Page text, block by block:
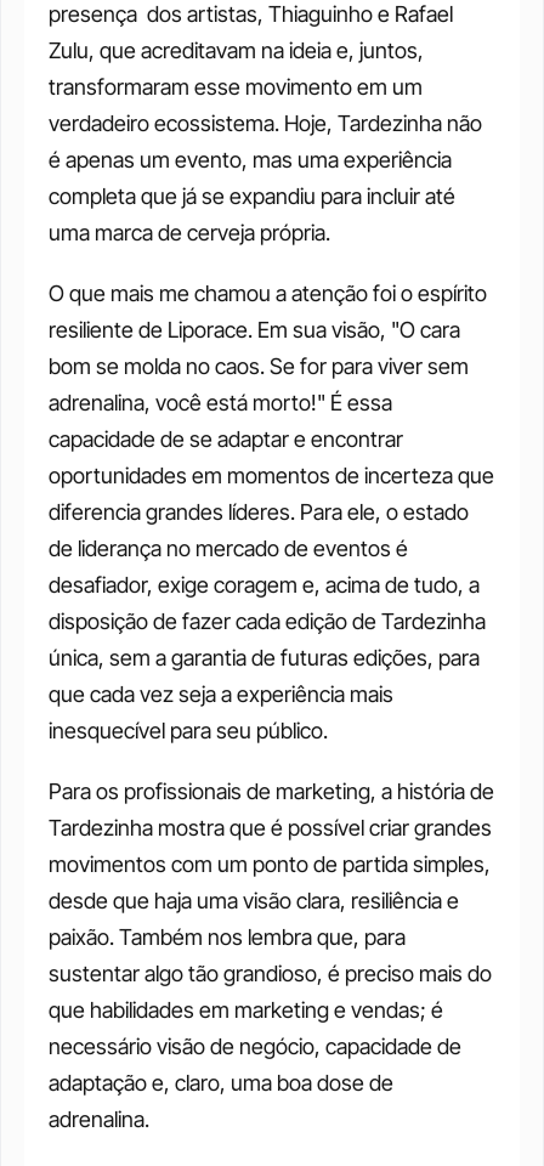
presença  dos artistas, Thiaguinho e Rafael
Zulu, que acreditavam na ideia e, juntos,
transformaram esse movimento em um
verdadeiro ecossistema. Hoje, Tardezinha não
é apenas um evento, mas uma experiência
completa que já se expandiu para incluir até
uma marca de cerveja própria.
O que mais me chamou a atenção foi o espírito
resiliente de Liporace. Em sua visão, "O cara
bom se molda no caos. Se for para viver sem
adrenalina, você está morto!" É essa
capacidade de se adaptar e encontrar
oportunidades em momentos de incerteza que
diferencia grandes líderes. Para ele, o estado
de liderança no mercado de eventos é
desafiador, exige coragem e, acima de tudo, a
disposição de fazer cada edição de Tardezinha
única, sem a garantia de futuras edições, para
que cada vez seja a experiência mais
inesquecível para seu público.
Para os profissionais de marketing, a história de
Tardezinha mostra que é possível criar grandes
movimentos com um ponto de partida simples,
desde que haja uma visão clara, resiliência e
paixão. Também nos lembra que, para
sustentar algo tão grandioso, é preciso mais do
que habilidades em marketing e vendas; é
necessário visão de negócio, capacidade de
adaptação e, claro, uma boa dose de
adrenalina.